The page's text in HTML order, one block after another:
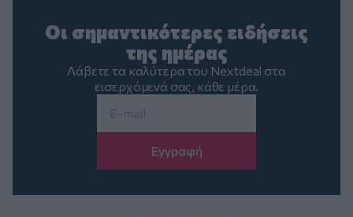
Οι σημαντικότερες ειδήσεις
της ημέρας
Λάβετε τα καλύτερα του Nextdeal στα
εισερχόμενά σας, κάθε μέρα.